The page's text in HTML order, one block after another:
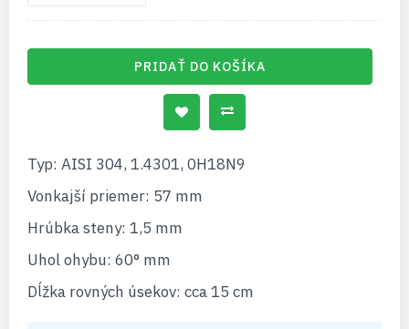
PRIDAŤ DO KOŠÍKA
Typ: AISI 304, 1.4301, 0H18N9
Vonkajší priemer: 57 mm
Hrúbka steny: 1,5 mm
Uhol ohybu: 60° mm
Dĺžka rovných úsekov: cca 15 cm